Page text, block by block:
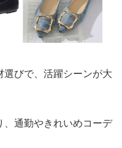
びで、活躍シーンが大
、通勤やきれいめコーデ